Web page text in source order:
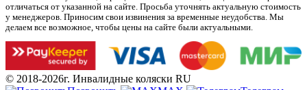
отличаться от указанной на сайте. Просьба уточнять актуальную стоимость
у менеджеров. Приносим свои извинения за временные неудобства. Мы
делаем все возможное, чтобы цены на сайте были актуальными.
© 2018-2026г. Инвалидные коляски RU